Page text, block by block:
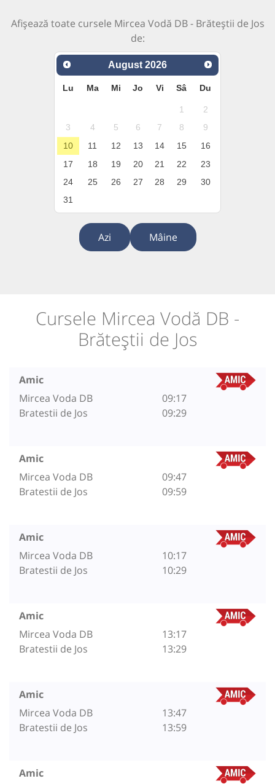
Afișează toate cursele Mircea Vodă DB - Brăteștii de Jos
de:
August 2026
Lu Ma Mi Jo Vi Sâ Du
1
2
3
4 5 6 7 8
9
10
11 12 13 14 15
16
17
18 19 20 21 22
23
24
25 26 27 28 29
30
31
Azi Mâine
Cursele Mircea Vodă DB -
Brăteștii de Jos
Amic
Mircea Voda DB
Bratestii de Jos
09:17
09:29
Amic
Mircea Voda DB
Bratestii de Jos
09:47
09:59
Amic
Mircea Voda DB
Bratestii de Jos
10:17
10:29
Amic
Mircea Voda DB
Bratestii de Jos
13:17
13:29
Amic
Mircea Voda DB
Bratestii de Jos
13:47
13:59
Amic